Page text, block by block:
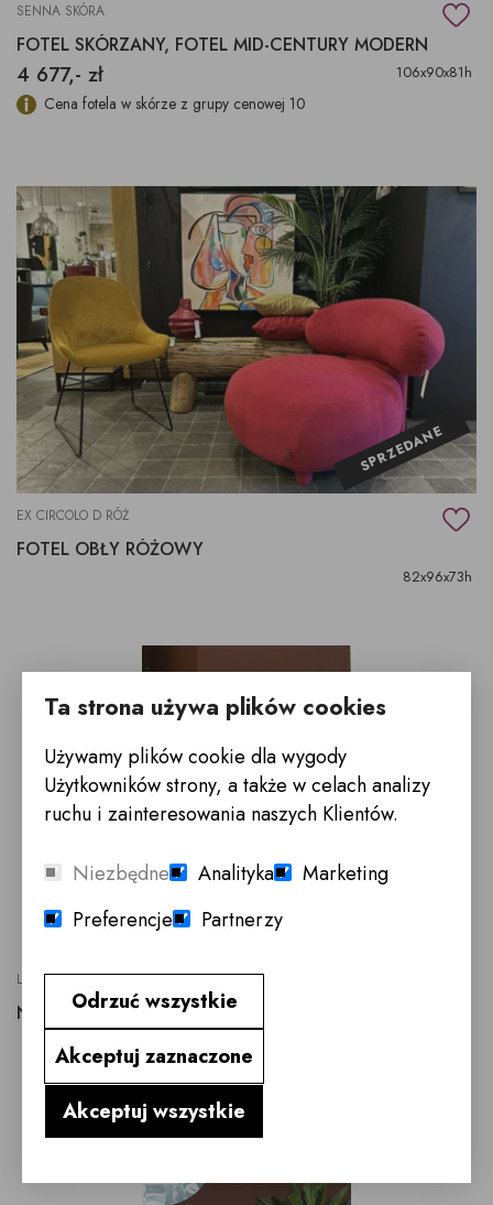
SENNA SKÓRA
FOTEL SKÓRZANY, FOTEL MID-CENTURY MODERN
4 677,- zł 106x90x81h
Cena fotela w skórze z grupy cenowej 10
SPRZEDANE
EX CIRCOLO D RÓŻ
FOTEL OBŁY RÓŻOWY
82x96x73h
LOREN
NOWOCZESNY ELEGANCKI FOTEL LOREN
Ta strona używa plików cookies
Używamy plików cookie dla wygody
Użytkowników strony, a także w celach analizy
ruchu i zainteresowania naszych Klientów.
Niezbędne Analityka
Marketing
Preferencje
Partnerzy
Odrzuć wszystkie
Akceptuj zaznaczone
Akceptuj wszystkie